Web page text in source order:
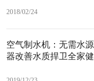
2018/02/24
空气制水机：无需水
器改善水质捍卫全家